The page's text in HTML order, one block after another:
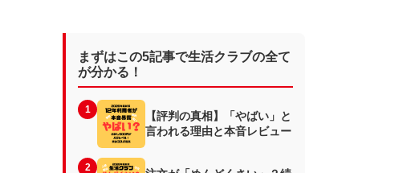
まずはこの5記事で生活クラブの全て
が分かる！
1
【評判の真相】「やばい」と
言われる理由と本音レビュー
2